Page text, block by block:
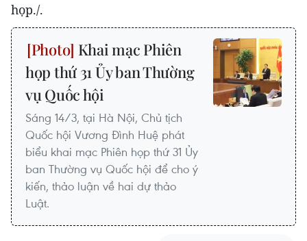
họp./.
Khai mạc Phiên
họp thứ 31 Ủy ban Thường
vụ Quốc hội
Sáng 14/3, tại Hà Nội, Chủ tịch
Quốc hội Vương Đình Huệ phát
biểu khai mạc Phiên họp thứ 31 Ủy
ban Thường vụ Quốc hội để cho ý
kiến, thảo luận về hai dự thảo
Luật.